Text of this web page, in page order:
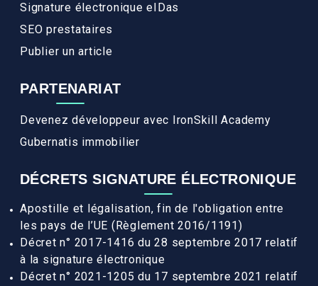
Signature électronique eIDas
SEO prestataires
Publier un article
PARTENARIAT
Devenez développeur avec IronSkill Academy
Gubernatis immobilier
DÉCRETS SIGNATURE ÉLECTRONIQUE
Apostille et légalisation, fin de l'obligation entre
les pays de l’UE (Règlement 2016/1191)
Décret n° 2017-1416 du 28 septembre 2017 relatif
à la signature électronique
Décret n° 2021-1205 du 17 septembre 2021 relatif